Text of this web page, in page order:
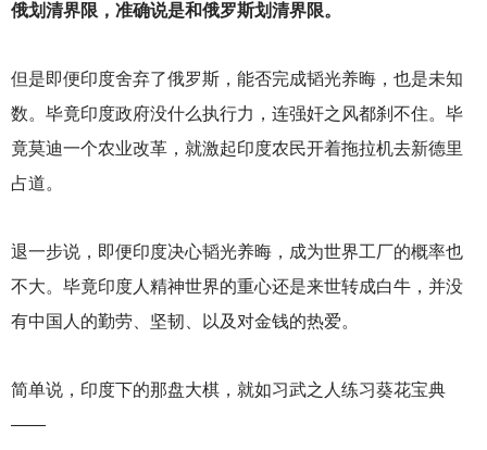
俄划清界限，准确说是和俄罗斯划清界限。
但是即便印度舍弃了俄罗斯，能否完成韬光养晦，也是未知
数。毕竟印度政府没什么执行力，连强奸之风都刹不住。毕
竟莫迪一个农业改革，就激起印度农民开着拖拉机去新德里
占道。
退一步说，即便印度决心韬光养晦，成为世界工厂的概率也
不大。毕竟印度人精神世界的重心还是来世转成白牛，并没
有中国人的勤劳、坚韧、以及对金钱的热爱。
简单说，印度下的那盘大棋，就如习武之人练习葵花宝典
——